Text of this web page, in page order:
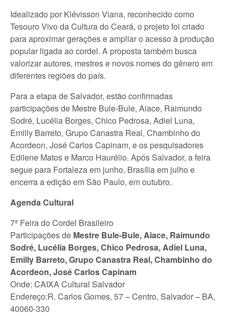
Idealizado por Klévisson Viana, reconhecido como
Tesouro Vivo da Cultura do Ceará, o projeto foi criado
para aproximar gerações e ampliar o acesso à produção
popular ligada ao cordel. A proposta também busca
valorizar autores, mestres e novos nomes do gênero em
diferentes regiões do país.
Para a etapa de Salvador, estão confirmadas
participações de Mestre Bule-Bule, Aiace, Raimundo
Sodré, Lucélia Borges, Chico Pedrosa, Adiel Luna,
Emilly Barreto, Grupo Canastra Real, Chambinho do
Acordeon, José Carlos Capinam, e os pesquisadores
Edilene Matos e Marco Haurélio. Após Salvador, a feira
segue para Fortaleza em junho, Brasília em julho e
encerra a edição em São Paulo, em outubro.
Agenda Cultural
7ª Feira do Cordel Brasileiro
Participações de Mestre Bule-Bule, Aiace, Raimundo
Sodré, Lucélia Borges, Chico Pedrosa, Adiel Luna,
Emilly Barreto, Grupo Canastra Real, Chambinho do
Acordeon, José Carlos Capinam
Onde: CAIXA Cultural Salvador
Endereço:R. Carlos Gomes, 57 – Centro, Salvador – BA,
40060-330